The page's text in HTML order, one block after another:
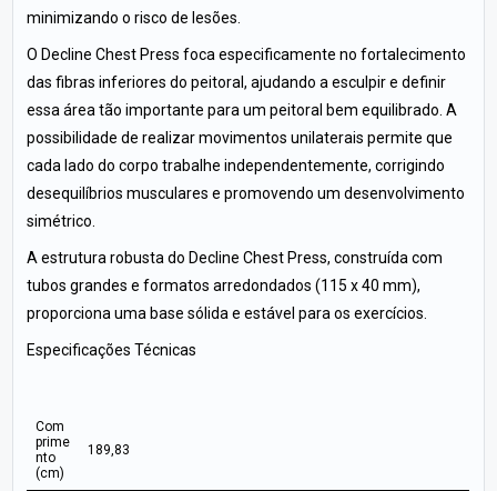
minimizando o risco de lesões.
O Decline Chest Press foca especificamente no fortalecimento
das fibras inferiores do peitoral, ajudando a esculpir e definir
essa área tão importante para um peitoral bem equilibrado. A
possibilidade de realizar movimentos unilaterais permite que
cada lado do corpo trabalhe independentemente, corrigindo
desequilíbrios musculares e promovendo um desenvolvimento
simétrico.
A estrutura robusta do Decline Chest Press, construída com
tubos grandes e formatos arredondados (115 x 40 mm),
proporciona uma base sólida e estável para os exercícios.
Especificações Técnicas
Com
prime
nto
(cm)
189,83